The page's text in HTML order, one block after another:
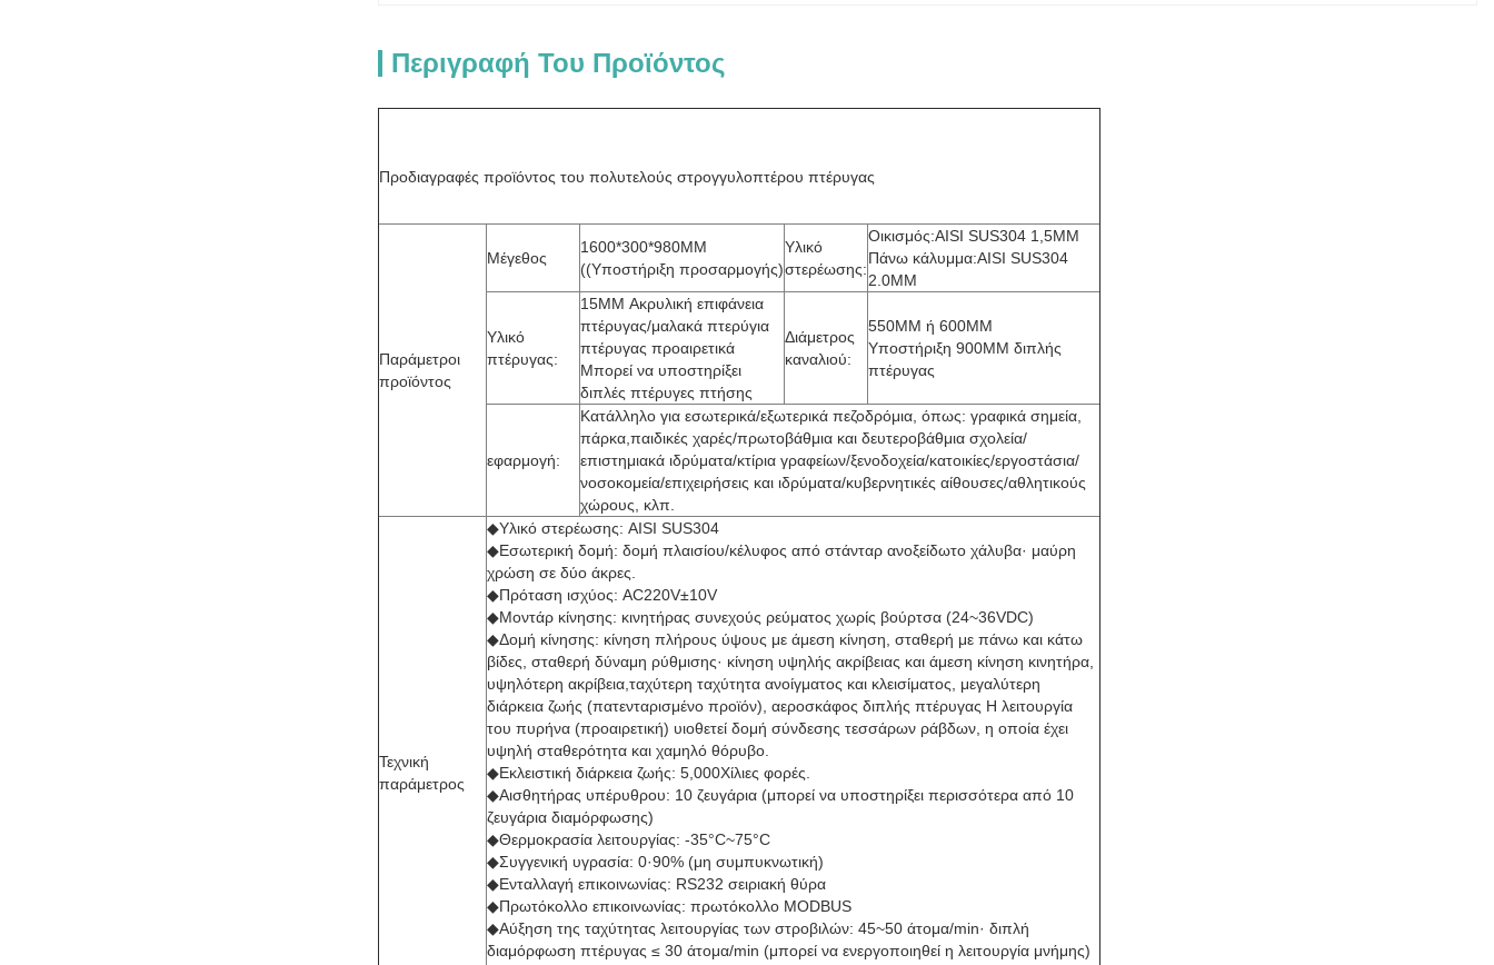
Περιγραφή Του Προϊόντος
Προδιαγραφές προϊόντος του πολυτελούς στρογγυλοπτέρου πτέρυγας
Παράμετροι
προϊόντος
Μέγεθος
1600*300*980MM
((Υποστήριξη προσαρμογής)
Υλικό
στερέωσης:
Οικισμός:AISI SUS304 1,5MM
Πάνω κάλυμμα:AISI SUS304
2.0MM
Υλικό
πτέρυγας:
15MM Ακρυλική επιφάνεια
πτέρυγας/μαλακά πτερύγια
πτέρυγας προαιρετικά
Μπορεί να υποστηρίξει
διπλές πτέρυγες πτήσης
Διάμετρος
καναλιού:
550MM ή 600MM
Υποστήριξη 900MM διπλής
πτέρυγας
εφαρμογή:
Κατάλληλο για εσωτερικά/εξωτερικά πεζοδρόμια, όπως: γραφικά σημεία,
πάρκα,παιδικές χαρές/πρωτοβάθμια και δευτεροβάθμια σχολεία/
επιστημιακά ιδρύματα/κτίρια γραφείων/ξενοδοχεία/κατοικίες/εργοστάσια/
νοσοκομεία/επιχειρήσεις και ιδρύματα/κυβερνητικές αίθουσες/αθλητικούς
χώρους, κλπ.
Τεχνική
παράμετρος
◆Υλικό στερέωσης: AISI SUS304
◆Εσωτερική δομή: δομή πλαισίου/κέλυφος από στάνταρ ανοξείδωτο χάλυβα· μαύρη
χρώση σε δύο άκρες.
◆Πρόταση ισχύος: AC220V±10V
◆Μοντάρ κίνησης: κινητήρας συνεχούς ρεύματος χωρίς βούρτσα (24~36VDC)
◆Δομή κίνησης: κίνηση πλήρους ύψους με άμεση κίνηση, σταθερή με πάνω και κάτω
βίδες, σταθερή δύναμη ρύθμισης· κίνηση υψηλής ακρίβειας και άμεση κίνηση κινητήρα,
υψηλότερη ακρίβεια,ταχύτερη ταχύτητα ανοίγματος και κλεισίματος, μεγαλύτερη
διάρκεια ζωής (πατενταρισμένο προϊόν), αεροσκάφος διπλής πτέρυγας Η λειτουργία
του πυρήνα (προαιρετική) υιοθετεί δομή σύνδεσης τεσσάρων ράβδων, η οποία έχει
υψηλή σταθερότητα και χαμηλό θόρυβο.
◆Εκλειστική διάρκεια ζωής: 5,000Χίλιες φορές.
◆Αισθητήρας υπέρυθρου: 10 ζευγάρια (μπορεί να υποστηρίξει περισσότερα από 10
ζευγάρια διαμόρφωσης)
◆Θερμοκρασία λειτουργίας: -35°C~75°C
◆Συγγενική υγρασία: 0·90% (μη συμπυκνωτική)
◆Ενταλλαγή επικοινωνίας: RS232 σειριακή θύρα
◆Πρωτόκολλο επικοινωνίας: πρωτόκολλο MODBUS
◆Αύξηση της ταχύτητας λειτουργίας των στροβιλών: 45~50 άτομα/min· διπλή
διαμόρφωση πτέρυγας ≤ 30 άτομα/min (μπορεί να ενεργοποιηθεί η λειτουργία μνήμης)